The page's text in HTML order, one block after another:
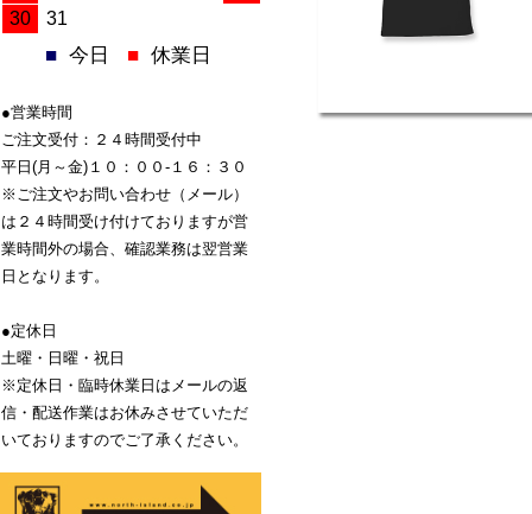
30
31
■ 今日 ■ 休業日
●営業時間
ご注文受付：２４時間受付中
平日(月～金)１０：００-１６：３０
※ご注文やお問い合わせ（メール）
は２４時間受け付けておりますが営
業時間外の場合、確認業務は翌営業
日となります。
●定休日
土曜・日曜・祝日
※定休日・臨時休業日はメールの返
信・配送作業はお休みさせていただ
いておりますのでご了承ください。